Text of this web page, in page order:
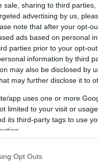
sale, sharing to third
advertising by us,
note that after your opt-
ads based on personal
parties prior to your opt-
information by third
may also be disclosed by
may further disclose it to
app uses one or more
limited to your visit or
its third-party tags to use
Opt Outs